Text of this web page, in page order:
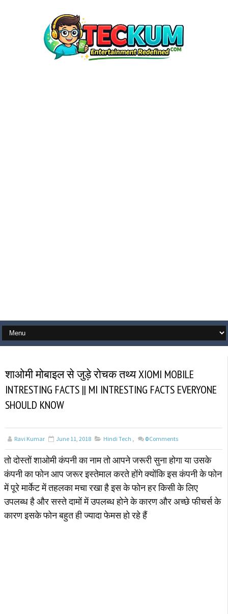
शाओमी मोबाइल से जुड़े रोचक तथ्य XIOMI MOBILE
INTRESTING FACTS || MI INTRESTING FACTS EVERYONE
SHOULD KNOW
Ravi Kumar June 11, 2018 Hindi Tech 0 Comments
तो दोस्तों शाओमी कंपनी का नाम तो आपने जरूरी सुना होगा या उसके
कंपनी का फोन आप जरूर इस्तेमाल करते होंगे क्योंकि इस कंपनी के फोन
में पूरे मार्केट में तहलका मचा रखा है इस के फोन हर किसी के लिए
उपलब्ध है और सस्ते दामों में उपलब्ध होने के कारण और अच्छे फीचर्स के
कारण इसके फोन बहुत ही ज्यादा फेमस हो रहे हैं